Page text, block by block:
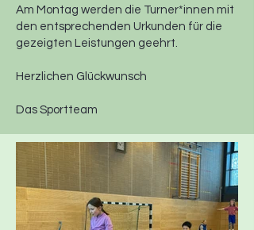
Am Montag werden die Turner*innen mit
den entsprechenden Urkunden für die
gezeigten Leistungen geehrt.
Herzlichen Glückwunsch
Das Sportteam